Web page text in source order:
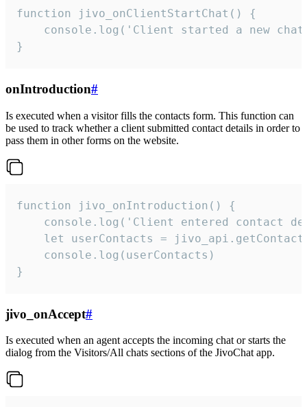
function jivo_onClientStartChat() {
console.log('Client started a new
}
onIntroduction#
Is executed when a visitor fills the contacts form. This function can
be used to track whether a client submitted contact details in order to
pass them in other forms on the website.
function jivo_onIntroduction() {
console.log('Client entered contact
let userContacts =
    console.log(userContacts)
}
jivo_onAccept#
Is executed when an agent accepts the incoming chat or starts the
dialog from the Visitors/All chats sections of the JivoChat app.